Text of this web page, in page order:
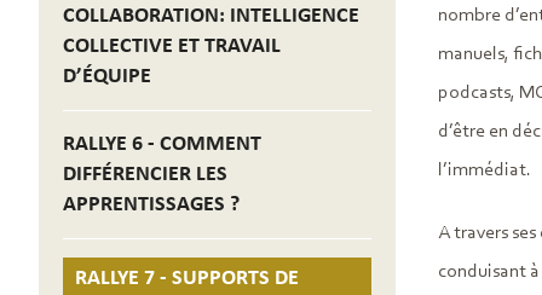
COLLABORATION: INTELLIGENCE
COLLECTIVE ET TRAVAIL
D’ÉQUIPE
RALLYE 6 - COMMENT
DIFFÉRENCIER LES
APPRENTISSAGES ?
RALLYE 7 - SUPPORTS DE
nombre
manuels,
podcasts,
d’être en
l’immédiat.
A travers
conduisant